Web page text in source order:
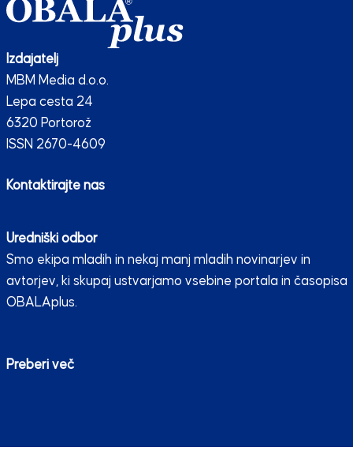
Izdajatelj
MBM Media d.o.o.
Lepa cesta 24
6320 Portorož
ISSN 2670-4609
Kontaktirajte nas
Uredniški odbor
Smo ekipa mladih in nekaj manj mladih novinarjev in
avtorjev, ki skupaj ustvarjamo vsebine portala in časopisa
OBALAplus.
Preberi več